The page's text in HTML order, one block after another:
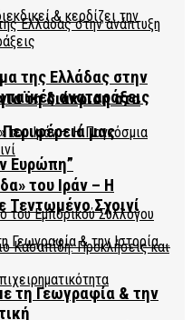
τη διάκριση στα
μας
Ευρώπη”
της Ελλάδας στην
αναταράξεις
του Ιράν – Η
Τεντωμένο Σχοινί
τη Γεωγραφία & την